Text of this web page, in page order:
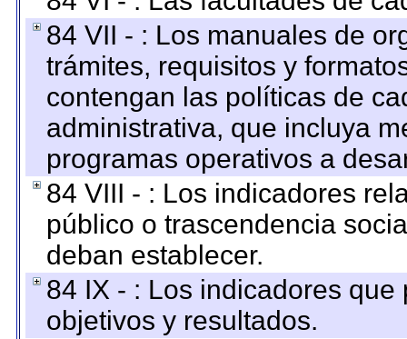
84 VII - : Los manuales de
trámites, requisitos y
contengan las políticas de
administrativa, que incluya
programas operativos a
84 VIII - : Los indicadores
público o trascendencia
deban establecer.
84 IX - : Los indicadores
objetivos y resultados.